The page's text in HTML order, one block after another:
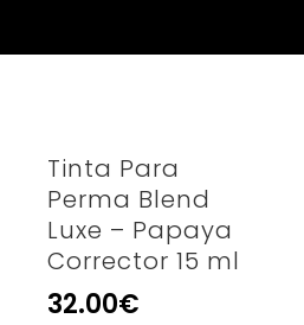
Tinta Para
Perma Blend
Luxe – Papaya
Corrector 15 ml
32.00€